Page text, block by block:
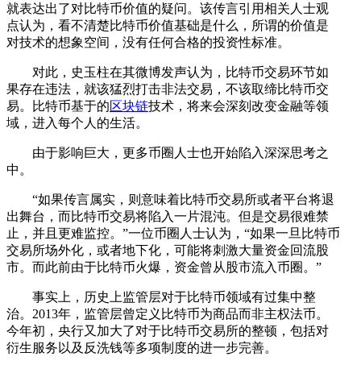
就表达出了对比特币价值的疑问。该传言引用相关人士观
点认为，看不清楚比特币价值基础是什么，所谓的价值是
对技术的想象空间，没有任何合格的投资性标准。
对此，史玉柱在其微博发声认为，比特币交易环节如
果存在违法，就该猛烈打击非法交易，不该取缔比特币交
易。比特币基于的区块链技术，将来会深刻改变金融等领
域，进入每个人的生活。
由于影响巨大，更多币圈人士也开始陷入深深思考之
中。
“如果传言属实，则意味着比特币交易所或者平台将退
出舞台，而比特币交易将陷入一片混沌。但是交易很难禁
止，并且更难监控。”一位币圈人士认为，“如果一旦比特币
交易所场外化，或者地下化，可能将刺激大量资金回流股
市。而此前由于比特币火爆，资金曾从股市流入币圈。”
事实上，历史上监管层对于比特币领域有过集中整
治。2013年，监管层曾定义比特币为商品而非主权法币。
今年初，央行又加大了对于比特币交易所的整顿，包括对
衍生服务以及反洗钱等多项制度的进一步完善。